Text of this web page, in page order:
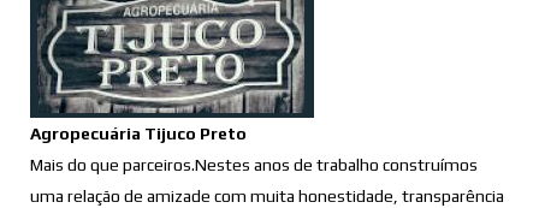
Agropecuária Tijuco Preto
Mais do que parceiros.Nestes anos de trabalho construímos
uma relação de amizade com muita honestidade, transparência